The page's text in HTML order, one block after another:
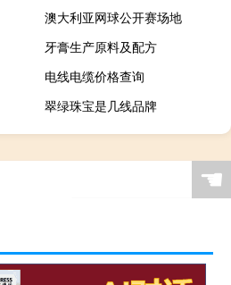
澳大利亚网球公开赛场地
牙膏生产原料及配方
电线电缆价格查询
翠绿珠宝是几线品牌
☚